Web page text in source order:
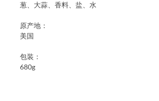
葱、大蒜、香料、盐、水
原产地：
美国
包装：
680g